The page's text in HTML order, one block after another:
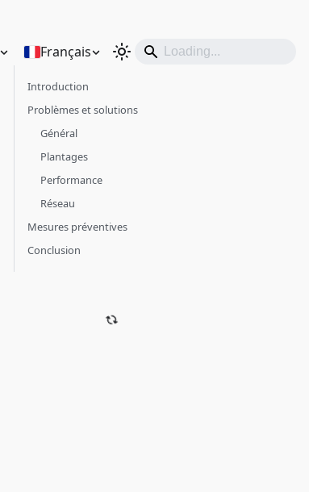
Français
Introduction
Problèmes et solutions
Général
Plantages
Performance
Réseau
Mesures préventives
Conclusion